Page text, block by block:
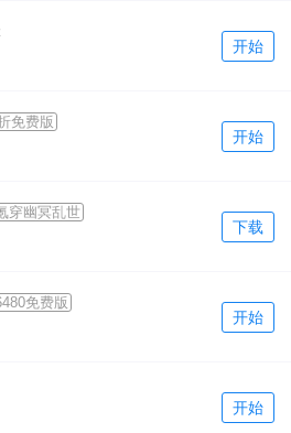
开始
免费版
开始
穿幽冥乱世
下载
免费版
开始
开始